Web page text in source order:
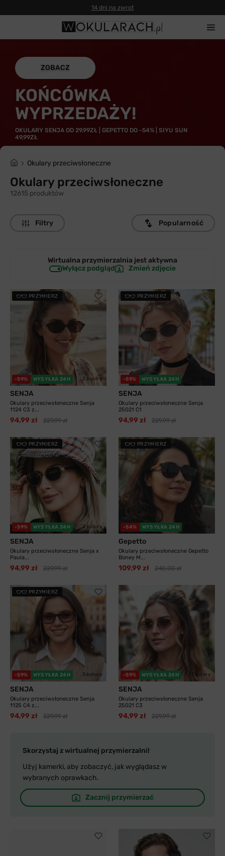
Gwarancja 100% zwrotu
ZOBACZ
KOŃCÓWKA
WYPRZEDAŻY!
OKULARY SENJA OD 29,99ZŁ | GEPETTO DO -54% | SIYU SUN
49,99ZŁ
Okulary przeciwsłoneczne
Okulary przeciwsłoneczne
12615 produktów
Filtry Popularność
Wirtualna przymierzalnia jestaktywna
Wyłącz podgląd
Zmień zdjęcie
PRZYMIERZ
-59% WYSYŁKA 24H 2 kolory
SENJA
Okulary przeciwsłoneczne Senja
1124 C3 z...
94,99 zł 229,99 zł
PRZYMIERZ
-59% WYSYŁKA 24H
SENJA
Okulary przeciwsłoneczne Senja
25021 C1
94,99 zł 229,99 zł
PRZYMIERZ
-59% WYSYŁKA 24H 2 kolory
SENJA
Okulary przeciwsłoneczne Senja x
Paula...
94,99 zł 229,99 zł
PRZYMIERZ
-54% WYSYŁKA 24H
Gepetto
Okulary przeciwsłoneczne Gepetto
Boney M...
109,99 zł 240,00 zł
PRZYMIERZ
-59% WYSYŁKA 24H 3 kolory
SENJA
Okulary przeciwsłoneczne Senja
1125 C4 z...
94,99 zł 229,99 zł
-59% WYSYŁKA 24H 3 kolory
SENJA
Okulary przeciwsłoneczne Senja
25021 C3
94,99 zł 229,99 zł
Skorzystaj z wirtualnej przymierzalni!
Użyj kamerki, aby zobaczyć, jak wyglądasz w
wybranych oprawkach.
Zacznij przymierzać